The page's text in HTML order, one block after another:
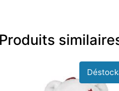
Produits